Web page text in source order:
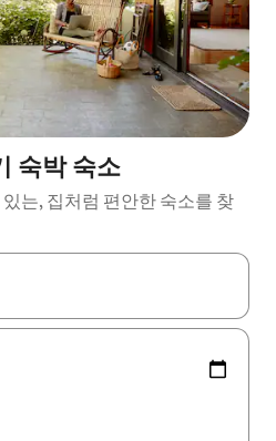
숙박 숙소
는, 집처럼 편안한 숙소를 찾
표 키를 사용하거나 터치 또는 스와이